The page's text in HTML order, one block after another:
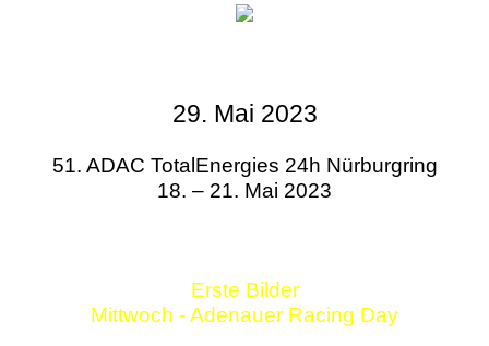
29. Mai 2023
51. ADAC TotalEnergies 24h Nürburgring
18. – 21. Mai 2023
Erste Bilder
Mittwoch - Adenauer Racing Day